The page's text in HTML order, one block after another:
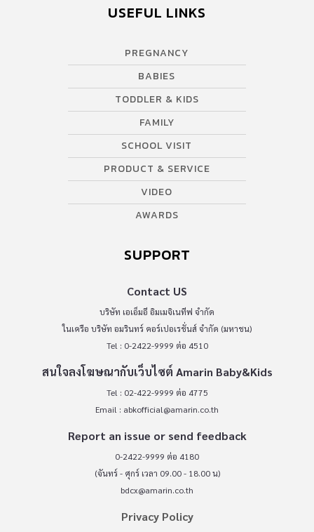
USEFUL LINKS
PREGNANCY
BABIES
TODDLER & KIDS
FAMILY
SCHOOL VISIT
PRODUCT & SERVICE
VIDEO
AWARDS
SUPPORT
Contact US
บริษัท เอเอ็มอี อิมเมจิเนทีฟ จำกัด
ในเครือ บริษัท อมรินทร์ คอร์เปอเรชั่นส์ จำกัด (มหาชน)
Tel : 0-2422-9999 ต่อ 4510
สนใจลงโฆษณากับเว็บไซต์ Amarin Baby&Kids
Tel : 02-422-9999 ต่อ 4775
Email : abkofficial@amarin.co.th
Report an issue or send feedback
0-2422-9999 ต่อ 4180
(จันทร์ - ศุกร์ เวลา 09.00 - 18.00 น)
bdcx@amarin.co.th
Privacy Policy